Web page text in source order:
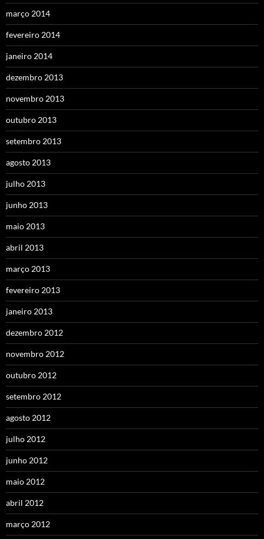
março 2014
fevereiro 2014
janeiro 2014
dezembro 2013
novembro 2013
outubro 2013
setembro 2013
agosto 2013
julho 2013
junho 2013
maio 2013
abril 2013
março 2013
fevereiro 2013
janeiro 2013
dezembro 2012
novembro 2012
outubro 2012
setembro 2012
agosto 2012
julho 2012
junho 2012
maio 2012
abril 2012
março 2012